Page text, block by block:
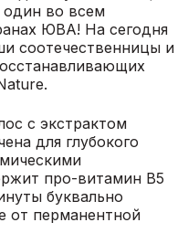
один во всем
ЮВА! На сегодня
соотечественницы и
с экстрактом
для глубокого
про-витамин В5
буквально
от перманентной